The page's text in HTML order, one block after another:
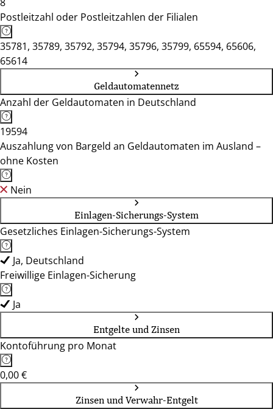
Postleitzahl oder Postleitzahlen der Filialen
35781, 35789, 35792, 35794, 35796, 35799, 65594, 65606,
65614
Geldautomatennetz
Anzahl der Geldautomaten in Deutschland
19594
Auszahlung von Bargeld an Geldautomaten im Ausland –
ohne Kosten
Nein
Einlagen-Sicherungs-System
Gesetzliches Einlagen-Sicherungs-System
Ja, Deutschland
Freiwillige Einlagen-Sicherung
Ja
Entgelte und Zinsen
Kontoführung pro Monat
0,00 €
Zinsen und Verwahr-Entgelt